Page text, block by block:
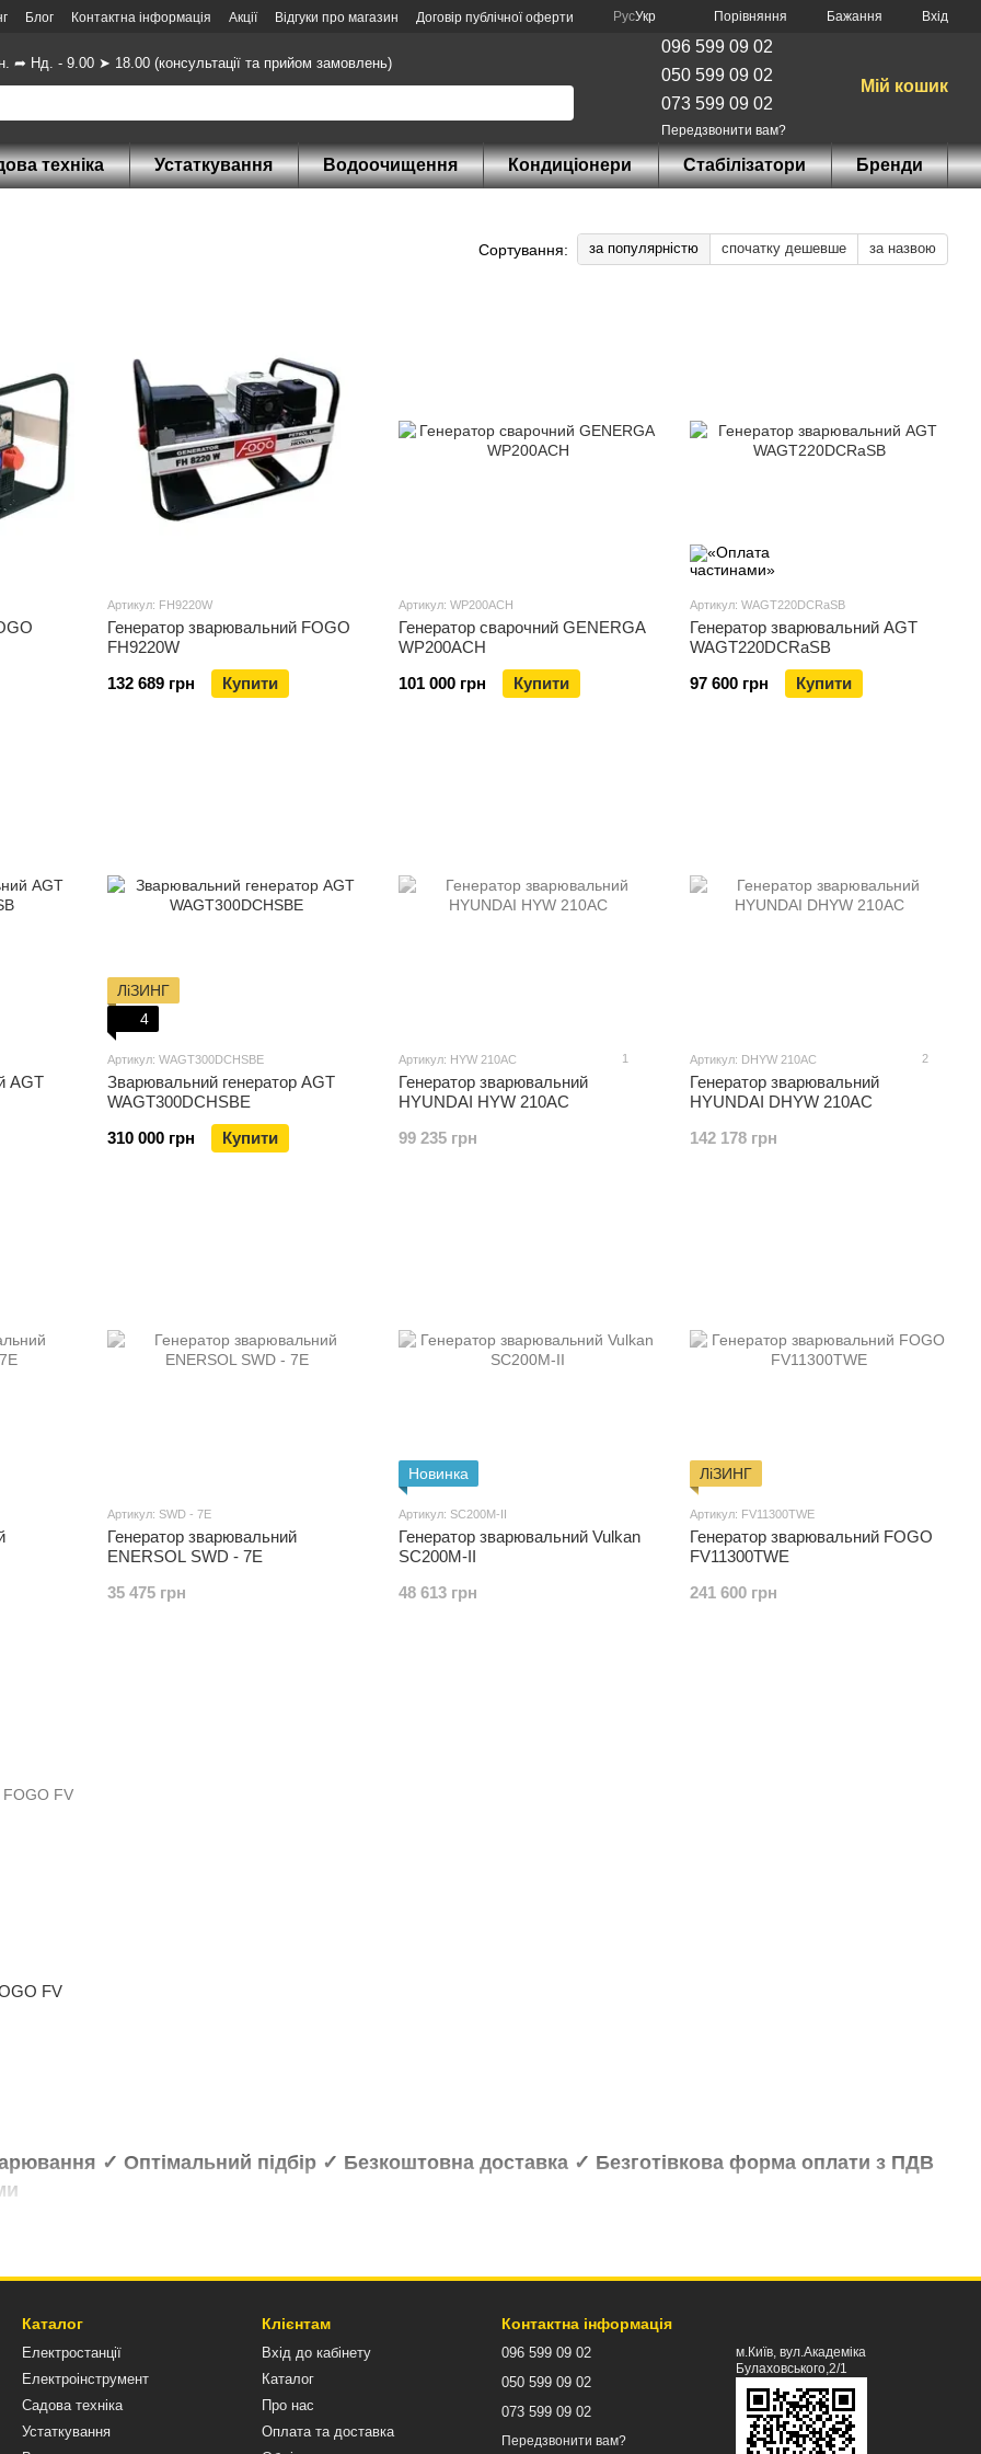
Блог Контактна інформація Акції Відгуки про магазин Договір публічної оферти РусУкр Порівняння Бажання Вхід
➦ Нд. - 9.00 ➤ 18.00 (консультації та прийом замовлень)
096 599 09 02
050 599 09 02
073 599 09 02
Передзвонити вам?
Мій кошик
техніка Устаткування Водоочищення Кондиціонери Стабілізатори Бренди
Сортування: за популярністю спочатку дешевше за назвою
✓ Оптімальний підбір ✓ Безкоштовна доставка ✓ Безготівкова форма оплати з ПДВ
Артикул: FH9220W
Генератор зварювальний FOGO
FH9220W
132 689 грн
Купити
Артикул: WP200ACH
Генератор сварочний GENERGA
WP200ACH
101 000 грн
Купити
Артикул: WAGT220DCRaSB
Генератор зварювальний AGT
WAGT220DCRaSB
97 600 грн
Купити
AGT
ЛіЗИНГ
4
Артикул: WAGT300DCHSBE
Зварювальний генератор AGT
WAGT300DCHSBE
310 000 грн
Купити
Артикул: HYW 210AC 1
Генератор зварювальний
HYUNDAI HYW 210AC
99 235 грн
Артикул: DHYW 210AC 2
Генератор зварювальний
HYUNDAI DHYW 210AC
142 178 грн
Артикул: SWD - 7E
Генератор зварювальний
ENERSOL SWD - 7E
35 475 грн
Новинка
Артикул: SC200М-ІІ
Генератор зварювальний Vulkan
SC200М-ІІ
48 613 грн
ЛіЗИНГ
Артикул: FV11300TWE
Генератор зварювальний FOGO
FV11300TWE
241 600 грн
FV
Каталог
Електростанції
Електроінструмент
Садова техніка
Устаткування
Клієнтам
Вхід до кабінету
Каталог
Про нас
Оплата та доставка
Контактна інформація
096 599 09 02
050 599 09 02
073 599 09 02
Передзвонити вам?
м.Київ, вул.Академіка
Булаховського,2/1